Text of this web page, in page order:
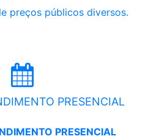
preços públicos diversos.
PRESENCIAL
PRESENCIAL